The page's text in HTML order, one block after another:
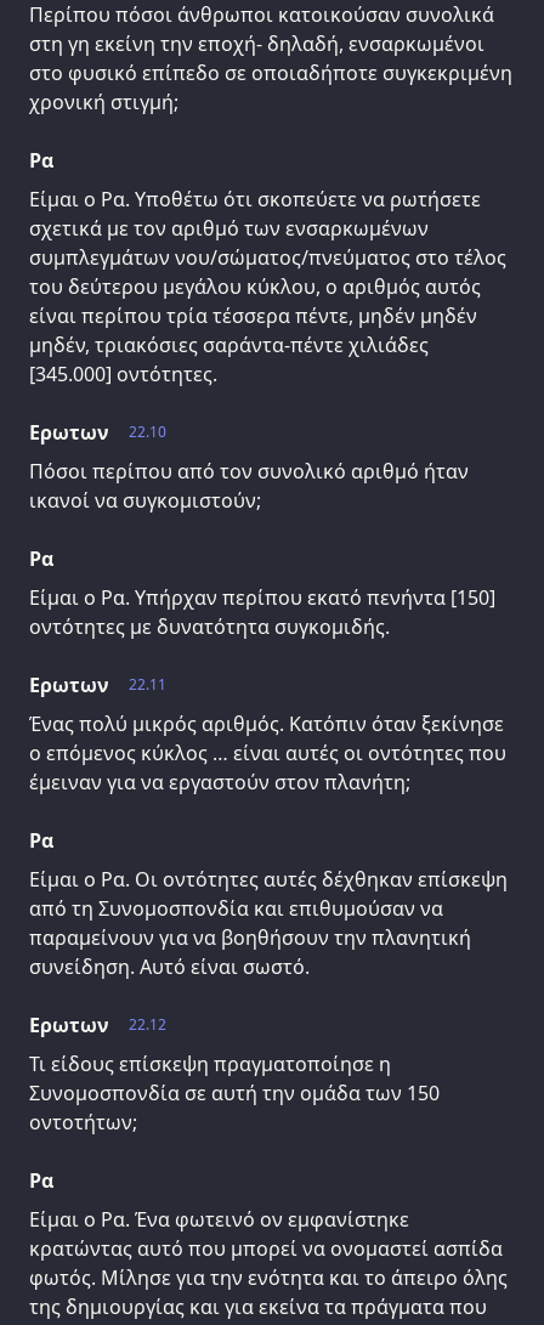
Περίπου πόσοι άνθρωποι κατοικούσαν συνολικά
στη γη εκείνη την εποχή- δηλαδή, ενσαρκωμένοι
στο φυσικό επίπεδο σε οποιαδήποτε συγκεκριμένη
χρονική στιγμή;
Ρα
Είμαι ο Ρα. Υποθέτω ότι σκοπεύετε να ρωτήσετε
σχετικά με τον αριθμό των ενσαρκωμένων
συμπλεγμάτων νου/σώματος/πνεύματος στο τέλος
του δεύτερου μεγάλου κύκλου, ο αριθμός αυτός
είναι περίπου τρία τέσσερα πέντε, μηδέν μηδέν
μηδέν, τριακόσιες σαράντα-πέντε χιλιάδες
[345.000] οντότητες.
22.10
Ερωτων
Πόσοι περίπου από τον συνολικό αριθμό ήταν
ικανοί να συγκομιστούν;
Ρα
Είμαι ο Ρα. Υπήρχαν περίπου εκατό πενήντα [150]
οντότητες με δυνατότητα συγκομιδής.
22.11
Ερωτων
Ένας πολύ μικρός αριθμός. Κατόπιν όταν ξεκίνησε
ο επόμενος κύκλος … είναι αυτές οι οντότητες που
έμειναν για να εργαστούν στον πλανήτη;
Ρα
Είμαι ο Ρα. Οι οντότητες αυτές δέχθηκαν επίσκεψη
από τη Συνομοσπονδία και επιθυμούσαν να
παραμείνουν για να βοηθήσουν την πλανητική
συνείδηση. Αυτό είναι σωστό.
22.12
Ερωτων
Τι είδους επίσκεψη πραγματοποίησε η
Συνομοσπονδία σε αυτή την ομάδα των 150
οντοτήτων;
Ρα
Είμαι ο Ρα. Ένα φωτεινό ον εμφανίστηκε
κρατώντας αυτό που μπορεί να ονομαστεί ασπίδα
φωτός. Μίλησε για την ενότητα και το άπειρο όλης
της δημιουργίας και για εκείνα τα πράγματα που